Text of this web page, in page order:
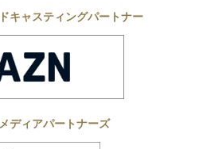
キャスティングパートナー
ディアパートナーズ